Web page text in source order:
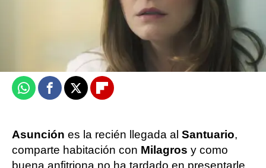
Victoria Esquilas
29 de diciembre de 2024, 15:00
WhatsappFacebook
X Flipboard
Asunción es la recién llegada al Santuario,
comparte habitación con Milagros y como
buena anfitriona no ha tardado en presentarle